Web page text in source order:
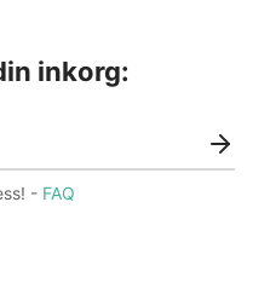
inkorg:
- FAQ